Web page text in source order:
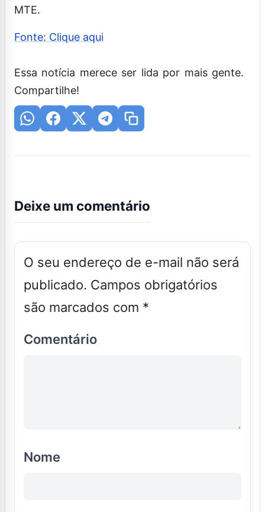
MTE.
Fonte: Clique aqui
Essa notícia merece ser lida por mais gente.
Compartilhe!
Deixe um comentário
O seu endereço de e-mail não será
publicado. Campos obrigatórios
são marcados com *
Comentário
Nome